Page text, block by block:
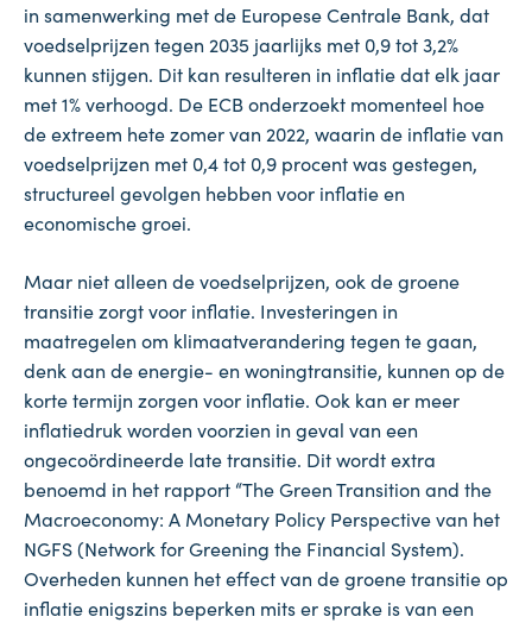
in samenwerking met de Europese Centrale Bank, dat
voedselprijzen tegen 2035 jaarlijks met 0,9 tot 3,2%
kunnen stijgen. Dit kan resulteren in inflatie dat elk jaar
met 1% verhoogd. De ECB onderzoekt momenteel hoe
de extreem hete zomer van 2022, waarin de inflatie van
voedselprijzen met 0,4 tot 0,9 procent was gestegen,
structureel gevolgen hebben voor inflatie en
economische groei.
Maar niet alleen de voedselprijzen, ook de groene
transitie zorgt voor inflatie. Investeringen in
maatregelen om klimaatverandering tegen te gaan,
denk aan de energie- en woningtransitie, kunnen op de
korte termijn zorgen voor inflatie. Ook kan er meer
inflatiedruk worden voorzien in geval van een
ongecoördineerde late transitie. Dit wordt extra
benoemd in het rapport “The Green Transition and the
Macroeconomy: A Monetary Policy Perspective van het
NGFS (Network for Greening the Financial System).
Overheden kunnen het effect van de groene transitie op
inflatie enigszins beperken mits er sprake is van een